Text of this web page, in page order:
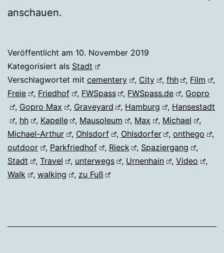
anschauen.
Veröffentlicht am 10. November 2019
Kategorisiert als Stadt
Verschlagwortet mit cementery , City , fhh , Film
,
Freie
, Friedhof , FWSpass , FWSpass.de , Gopro
, Gopro Max , Graveyard , Hamburg , Hansestadt
, hh , Kapelle , Mausoleum , Max , Michael
,
Michael-Arthur
, Ohlsdorf , Ohlsdorfer ,onthego
,
outdoor
, Parkfriedhof , Rieck , Spaziergang
,
Stadt
, Travel , unterwegs , Urnenhain ,Video
,
Walk
, walking , zu Fuß